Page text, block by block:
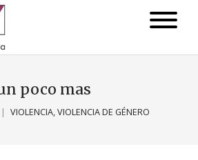
poco mas
VIOLENCIA,VIOLENCIA DE GÉNERO